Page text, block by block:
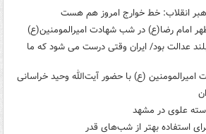
انقلاب: خط خوارج امروز هم هست
امام رضا(ع) در شب شهادت امیرالمومنین(ع)
عدالت بود/ ایران وقتی درست می شود که ما
امیرالمومنین (ع) با حضور آیت‌الله وحید خراسانی
علوی در مشهد